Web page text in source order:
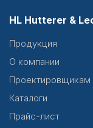
HL Hutterer &
Продукция
О компании
Проектировщикам
Каталоги
Прайс-лист